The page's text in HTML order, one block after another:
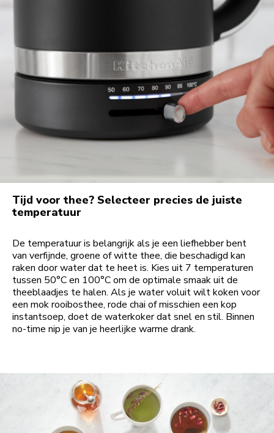
Tijd voor thee? Selecteer precies de juiste
temperatuur
De temperatuur is belangrijk als je een liefhebber bent
van verfijnde, groene of witte thee, die beschadigd kan
raken door water dat te heet is. Kies uit 7 temperaturen
tussen 50°C en 100°C om de optimale smaak uit de
theeblaadjes te halen. Als je water voluit wilt koken voor
een mok rooibosthee, rode chai of misschien een kop
instantsoep, doet de waterkoker dat snel en stil. Binnen
no-time nip je van je heerlijke warme drank.